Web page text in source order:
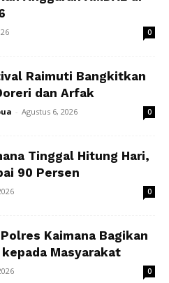
0
Raimuti Bangkitkan
dan Arfak
- Agustus 6, 2026 0
Tinggal Hitung Hari,
90 Persen
0
Kaimana Bagikan
Masyarakat
0